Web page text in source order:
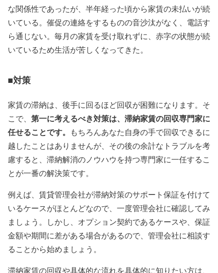
な関係性であったが、半年経った頃から家賃の未払いが続
いている。催促の連絡をするものの音沙汰がなく、電話す
ら通じない。毎月の家賃を受け取れずに、赤字の状態が続
いているため生活が苦しくなってきた。
■対策
家賃の滞納は、後手に回るほど回収が困難になります。そ
こで、 第一に考えるべき対策は、滞納家賃の回収専門家に
任せることです。
もちろんあなた自身の手で回収できるに
越したことはありませんが、その後の余計なトラブルを考
慮すると、滞納解消のノウハウを持つ専門家に一任するこ
とが一番の解決策です。
例えば、賃貸管理会社が滞納対策のサポート保証を付けて
いるケースがほとんどなので、一度管理会社に確認してみ
ましょう。しかし、オプション契約であるケースや、保証
金額や期間に差がある場合があるので、管理会社に相談す
ることから始めましょう。
滞納家賃の回収や具体的な流れを具体的に知りたい方は、